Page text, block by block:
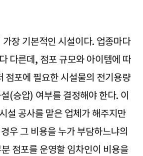
가장 기본적인 시설이다. 업종마다
다른데, 점포 규모와 아이템에 따
점포에 필요한 시설물의 전기용량
(승압) 여부를 결정해야 한다. 이
설 공사를 맡은 업체가 해주지만
우 그 비용을 누가 부담하느냐의
점포를 운영할 임차인이 비용을